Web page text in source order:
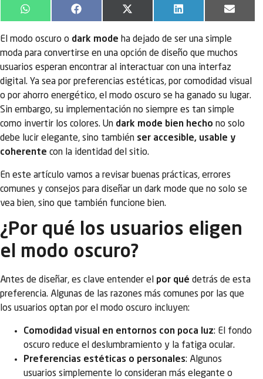
WhatsApp Facebook
X
(Twitter)
LinkedIn Email
El modo oscuro o dark mode ha dejado de ser una simple
moda para convertirse en una opción de diseño que muchos
usuarios esperan encontrar al interactuar con una interfaz
digital. Ya sea por preferencias estéticas, por comodidad visual
o por ahorro energético, el modo oscuro se ha ganado su lugar.
Sin embargo, su implementación no siempre es tan simple
como invertir los colores. Un dark mode bien hecho no solo
debe lucir elegante, sino también ser accesible, usable y
coherente con la identidad del sitio.
En este artículo vamos a revisar buenas prácticas, errores
comunes y consejos para diseñar un dark mode que no solo se
vea bien, sino que también funcione bien.
¿Por qué los usuarios eligen
el modo oscuro?
Antes de diseñar, es clave entender el por qué detrás de esta
preferencia. Algunas de las razones más comunes por las que
los usuarios optan por el modo oscuro incluyen:
Comodidad visual en entornos con poca luz: El fondo
oscuro reduce el deslumbramiento y la fatiga ocular.
Preferencias estéticas o personales: Algunos
usuarios simplemente lo consideran más elegante o